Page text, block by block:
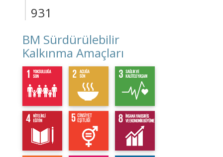
931
BM Sürdürülebilir
Kalkınma Amaçları